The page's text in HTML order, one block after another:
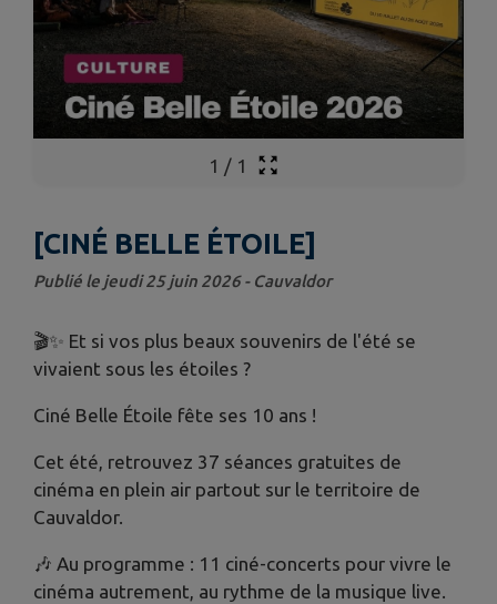
1 / 1
[CINÉ BELLE ÉTOILE]
Publié le jeudi 25 juin 2026 - Cauvaldor
🎬✨ Et si vos plus beaux souvenirs de l'été se
vivaient sous les étoiles ?
Ciné Belle Étoile fête ses 10 ans !
Cet été, retrouvez 37 séances gratuites de
cinéma en plein air partout sur le territoire de
Cauvaldor.
🎶 Au programme : 11 ciné-concerts pour vivre le
cinéma autrement, au rythme de la musique live.